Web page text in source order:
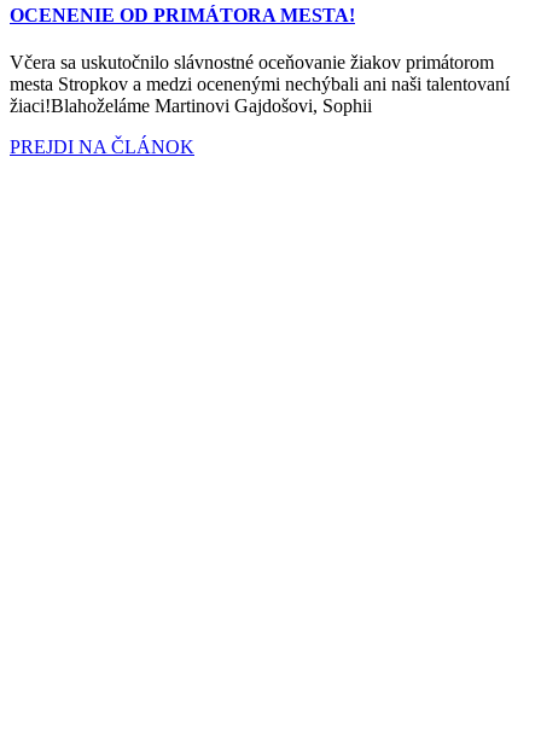
OCENENIE OD PRIMÁTORA MESTA!
Včera sa uskutočnilo slávnostné oceňovanie žiakov primátorom
mesta Stropkov a medzi ocenenými nechýbali ani naši talentovaní
žiaci!Blahoželáme Martinovi Gajdošovi, Sophii
PREJDI NA ČLÁNOK